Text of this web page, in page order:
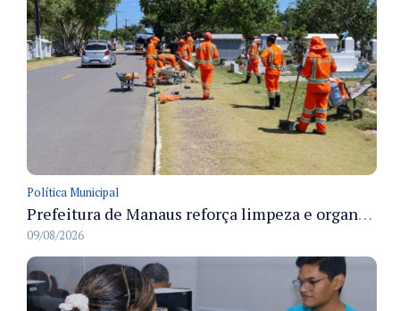
Política Municipal
Prefeitura de Manaus reforça limpeza e organização dos cemiterios municipais para receber famílias no Dia dos Pais
09/08/2026